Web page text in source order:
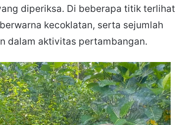
diperiksa. Di beberapa titik terlihat
kecoklatan, serta sejumlah
dalam aktivitas pertambangan.